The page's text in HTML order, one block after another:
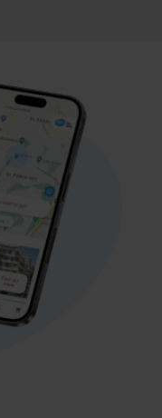
les acceptes, no
pots consultar la
en aquest web,
anant a l’opció
menú de la part